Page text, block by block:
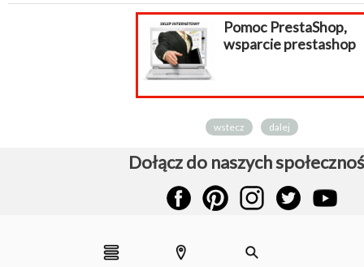
Pomoc PrestaShop,
wsparcie prestashop
wstecz dalej
Dołącz do naszych